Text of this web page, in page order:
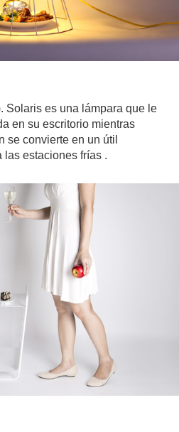
Solaris es una lámpara que le
en su escritorio mientras
se convierte en un útil
las estaciones frías .